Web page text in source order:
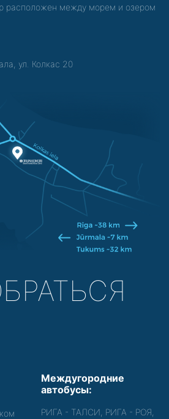
расположен между морем и озером
ул. Колкас 20
Междугородние
автобусы:
РИГА - ТАЛСИ, РИГА - РОЯ,